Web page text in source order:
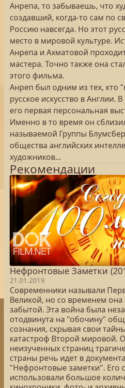
Анрепа, то забываешь, что
создавший, когда-то сам по
Россию навсегда. Но этот
место в мировой культуре.
Анрепа и Ахматовой
мастера. Точно также она
этого фильма.
Анреп был одним из тех, кто
русское искусство в Англии.
его первая персональная
Именно в то время он
называемой Группы
общества английских
художников...
Рекомендации
Нефронтовые Заметки
21.01.2019
Современники называли
Великой, но со временем она
забытой. Эта война была
отодвинута на "обочину"
сознания, скрывая свои
катастроф Второй мировой.
неизученных страниц
страны речь идет в
"Нефронтовые заметки". Его
использовали большое